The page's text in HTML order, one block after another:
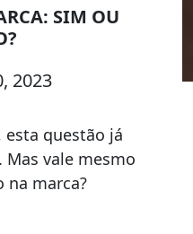
SIM OU
2023
questão já
vale mesmo
na marca?